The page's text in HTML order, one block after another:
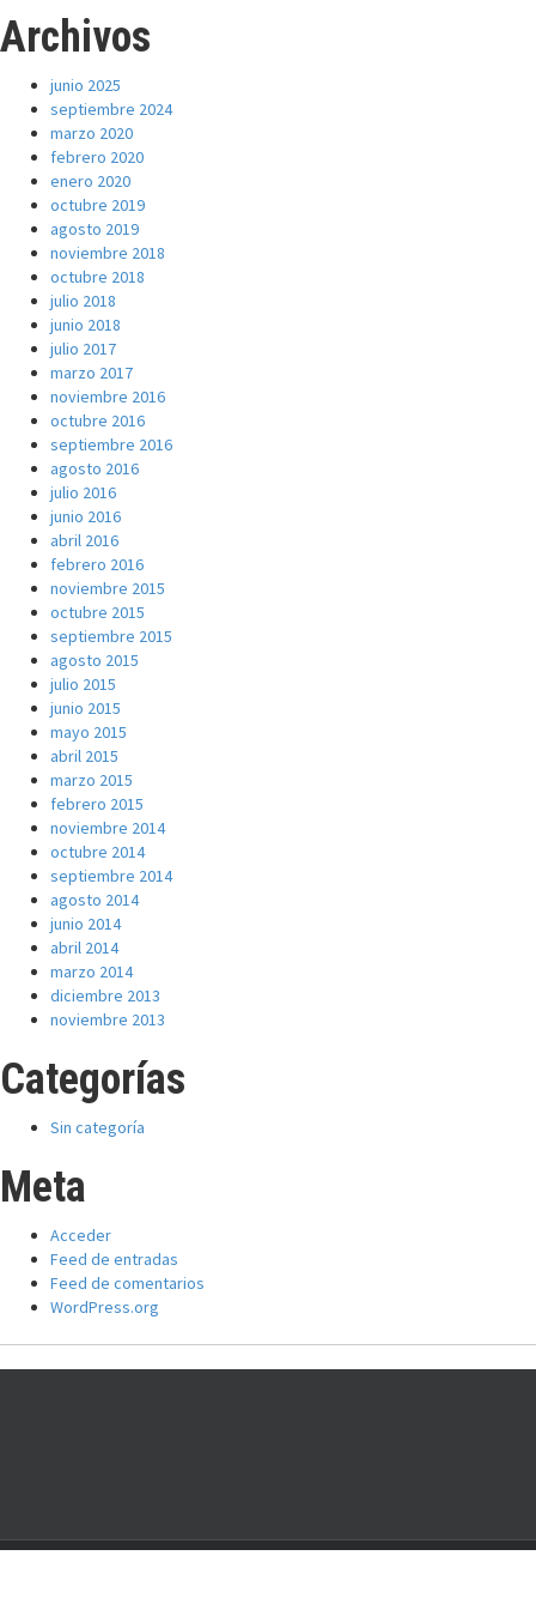
Archivos
junio 2025
septiembre 2024
marzo 2020
febrero 2020
enero 2020
octubre 2019
agosto 2019
noviembre 2018
octubre 2018
julio 2018
junio 2018
julio 2017
marzo 2017
noviembre 2016
octubre 2016
septiembre 2016
agosto 2016
julio 2016
junio 2016
abril 2016
febrero 2016
noviembre 2015
octubre 2015
septiembre 2015
agosto 2015
julio 2015
junio 2015
mayo 2015
abril 2015
marzo 2015
febrero 2015
noviembre 2014
octubre 2014
septiembre 2014
agosto 2014
junio 2014
abril 2014
marzo 2014
diciembre 2013
noviembre 2013
Categorías
Sin categoría
Meta
Acceder
Feed de entradas
Feed de comentarios
WordPress.org